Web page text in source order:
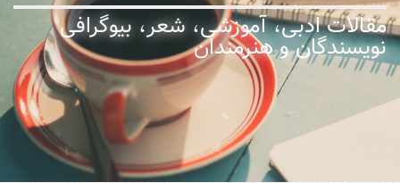
مقالات ادبی، آموزشی، شعر، بیوگرافی
نویسندگان و هنرمندان